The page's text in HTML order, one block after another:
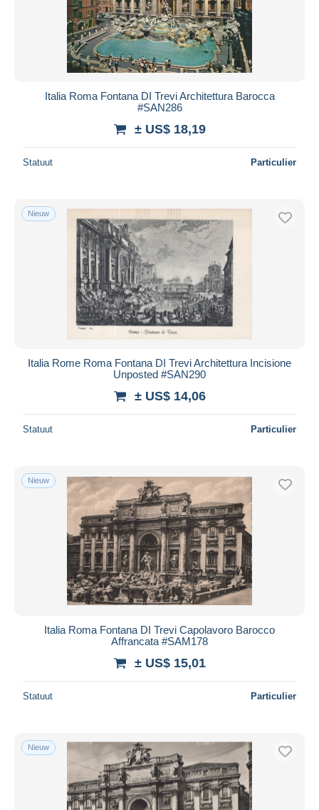
Italia Roma Fontana DI Trevi Architettura Barocca
#SAN286
± US$ 18,19
Statuut Particulier
Nieuw
Italia Rome Roma Fontana DI Trevi Architettura Incisione
Unposted #SAN290
± US$ 14,06
Statuut Particulier
Nieuw
Italia Roma Fontana DI Trevi Capolavoro Barocco
Affrancata #SAM178
± US$ 15,01
Statuut Particulier
Nieuw